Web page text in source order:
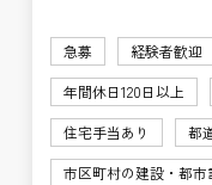
急募 経験者歓迎
年間休日120日以上
住宅手当あり
都
市区町村の建設・都市